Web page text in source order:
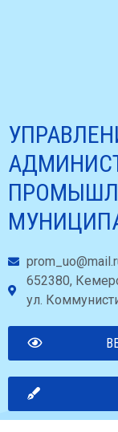
652380,
ул.